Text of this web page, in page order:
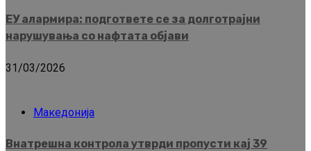
ЕУ алармира: подгответе се за долготрајни
нарушувања со нафтата објави
31/03/2026
Македонија
Внатрешна контрола утврди пропусти кај 39